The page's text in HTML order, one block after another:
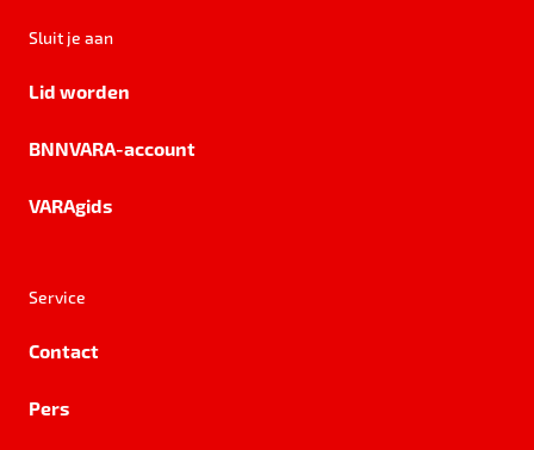
Sluit je aan
Lid worden
BNNVARA-account
VARAgids
Service
Contact
Pers